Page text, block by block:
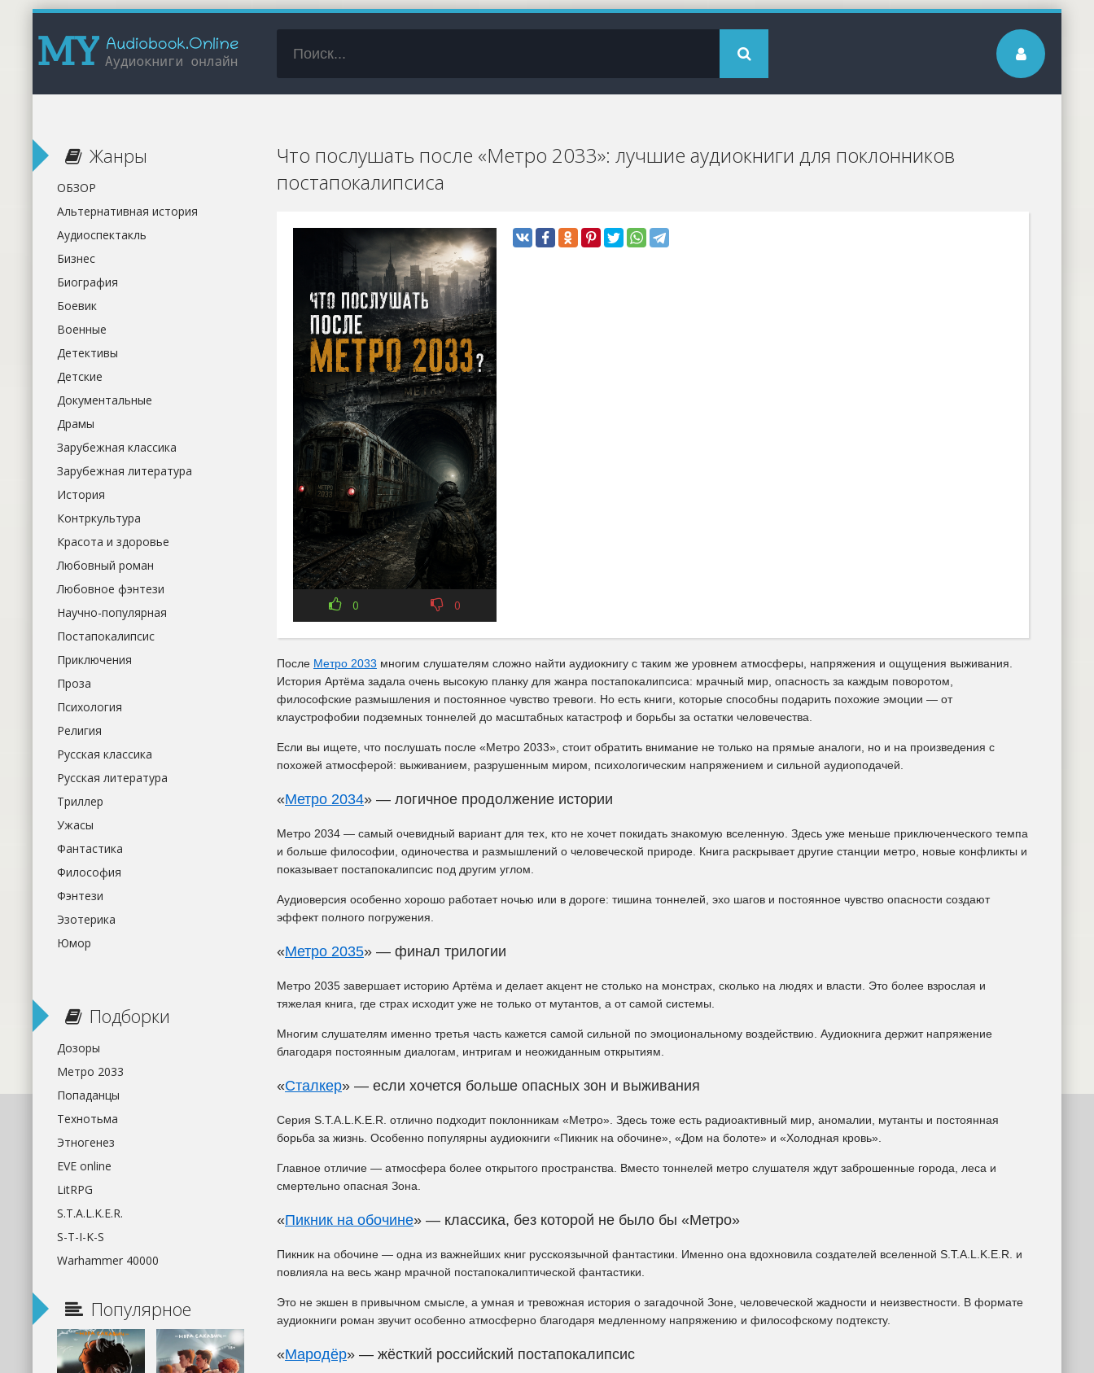
Что послушать после «Метро 2033»: лучшие аудиокниги для поклонников
постапокалипсиса
0 0
После Метро 2033 многим слушателям сложно найти аудиокнигу с таким же уровнем атмосферы, напряжения и ощущения выживания.
История Артёма задала очень высокую планку для жанра постапокалипсиса: мрачный мир, опасность за каждым поворотом,
философские размышления и постоянное чувство тревоги. Но есть книги, которые способны подарить похожие эмоции — от
клаустрофобии подземных тоннелей до масштабных катастроф и борьбы за остатки человечества.
Если вы ищете, что послушать после «Метро 2033», стоит обратить внимание не только на прямые аналоги, но и на произведения с
похожей атмосферой: выживанием, разрушенным миром, психологическим напряжением и сильной аудиоподачей.
«Метро 2034» — логичное продолжение истории
Метро 2034 — самый очевидный вариант для тех, кто не хочет покидать знакомую вселенную. Здесь уже меньше приключенческого темпа
и больше философии, одиночества и размышлений о человеческой природе. Книга раскрывает другие станции метро, новые конфликты и
показывает постапокалипсис под другим углом.
Аудиоверсия особенно хорошо работает ночью или в дороге: тишина тоннелей, эхо шагов и постоянное чувство опасности создают
эффект полного погружения.
«Метро 2035» — финал трилогии
Метро 2035 завершает историю Артёма и делает акцент не столько на монстрах, сколько на людях и власти. Это более взрослая и
тяжелая книга, где страх исходит уже не только от мутантов, а от самой системы.
Многим слушателям именно третья часть кажется самой сильной по эмоциональному воздействию. Аудиокнига держит напряжение
благодаря постоянным диалогам, интригам и неожиданным открытиям.
«Сталкер» — если хочется больше опасных зон и выживания
Серия S.T.A.L.K.E.R. отлично подходит поклонникам «Метро». Здесь тоже есть радиоактивный мир, аномалии, мутанты и постоянная
борьба за жизнь. Особенно популярны аудиокниги «Пикник на обочине», «Дом на болоте» и «Холодная кровь».
Главное отличие — атмосфера более открытого пространства. Вместо тоннелей метро слушателя ждут заброшенные города, леса и
смертельно опасная Зона.
«Пикник на обочине» — классика, без которой не было бы «Метро»
Пикник на обочине — одна из важнейших книг русскоязычной фантастики. Именно она вдохновила создателей вселенной S.T.A.L.K.E.R. и
повлияла на весь жанр мрачной постапокалиптической фантастики.
Это не экшен в привычном смысле, а умная и тревожная история о загадочной Зоне, человеческой жадности и неизвестности. В формате
аудиокниги роман звучит особенно атмосферно благодаря медленному напряжению и философскому подтексту.
«Мародёр» — жёсткий российский постапокалипсис
Жанры
ОБЗОР
Альтернативная история
Аудиоспектакль
Бизнес
Биография
Боевик
Военные
Детективы
Детские
Документальные
Драмы
Зарубежная классика
Зарубежная литература
История
Контркультура
Красота и здоровье
Любовный роман
Любовное фэнтези
Научно-популярная
Постапокалипсис
Приключения
Проза
Психология
Религия
Русская классика
Русская литература
Триллер
Ужасы
Фантастика
Философия
Фэнтези
Эзотерика
Юмор
Подборки
Дозоры
Метро 2033
Попаданцы
Технотьма
Этногенез
EVE online
LitRPG
S.T.A.L.K.E.R.
S-T-I-K-S
Warhammer 40000
Популярное